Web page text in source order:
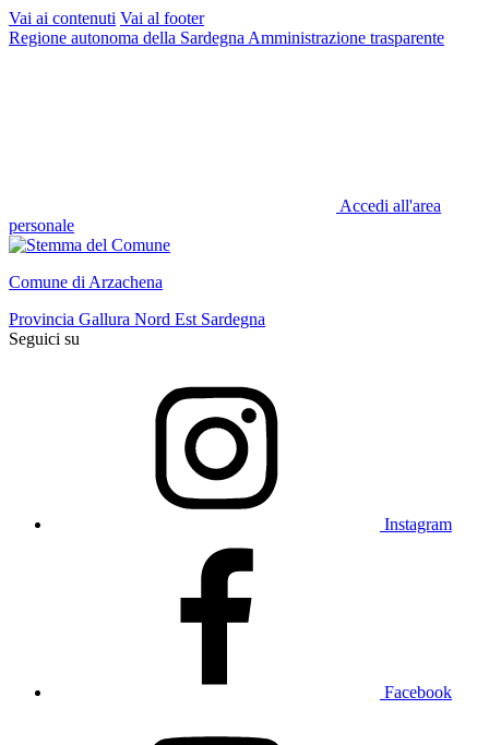
Vai ai contenuti Vai al footer
Regione autonoma della Sardegna Amministrazione trasparente
Accedi all'area
personale
Comune di Arzachena
Provincia Gallura Nord Est Sardegna
Seguici su
Instagram
Facebook